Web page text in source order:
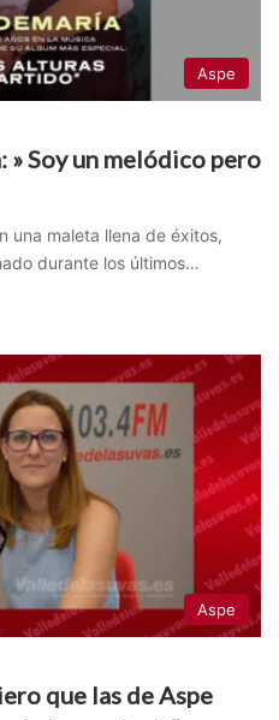
Aspe
Soy un melódico pero
una maleta llena de éxitos,
durante los últimos…
Aspe
que las de Aspe